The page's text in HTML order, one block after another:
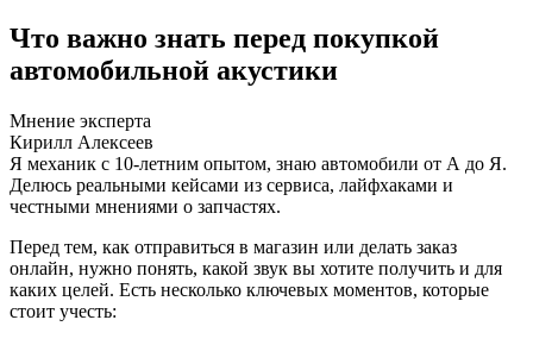
Что важно знать перед покупкой
автомобильной акустики
Мнение эксперта
Кирилл Алексеев
Я механик с 10-летним опытом, знаю автомобили от А до Я.
Делюсь реальными кейсами из сервиса, лайфхаками и
честными мнениями о запчастях.
Перед тем, как отправиться в магазин или делать заказ
онлайн, нужно понять, какой звук вы хотите получить и для
каких целей. Есть несколько ключевых моментов, которые
стоит учесть: